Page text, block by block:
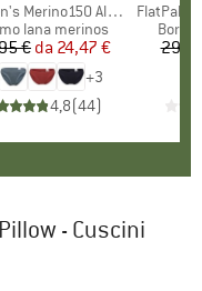
AlsenSt. Brief
di prodotti
lana merinos
Prezzo
€ Prezzo ridotto
da 24,47 €
+3
4,8(44)
Articolo
FlatPak
- Cuscini